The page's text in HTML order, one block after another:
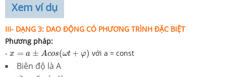
Xem ví dụ
III- DẠNG 3: DAO ĐỘNG CÓ PHƯƠNG TRÌNH ĐẶC BIỆT
Phương pháp:
- x = a ± Acos(ωt + φ)
x ±Ac s(ωt+ φ với a = const
Biên độ là A